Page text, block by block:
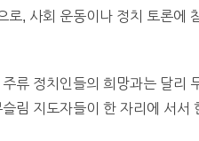
, 사회 운동이나 정치 토론에
류 정치인들의 희망과는 달리
림 지도자들이 한 자리에 서